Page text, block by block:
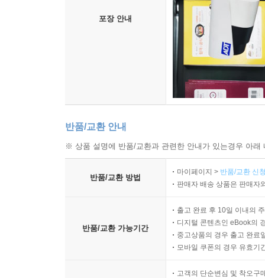
포장 안내
반품/교환 안내
※ 상품 설명에 반품/교환과 관련한 안내가 있는경우 아
반품/교환 방법
마이페이지 > 반품/교환 신
판매자 배송 상품은 판매자
반품/교환 가능기간
출고 완료 후 10일 이내의
디지털 콘텐츠인 eBook의
중고상품의 경우 출고 완료
모바일 쿠폰의 경우 유효기
고객의 단순변심 및 착오구